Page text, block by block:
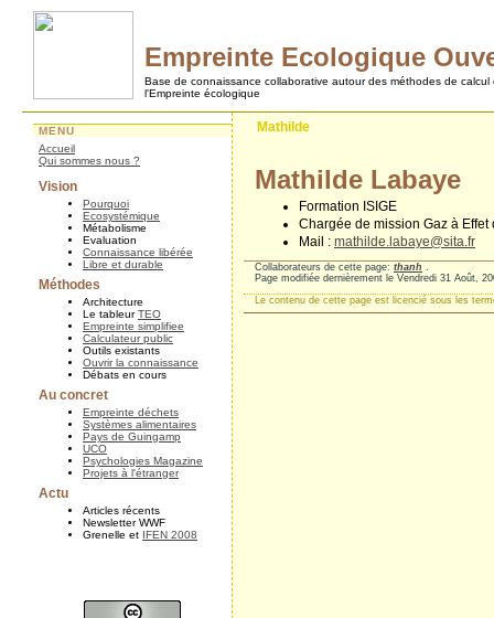
Empreinte Ecologique
Base de connaissance collaborative autour des méthodes de calcul
l'Empreinte écologique
MENU
Accueil
Qui sommes nous ?
Vision
Pourquoi
Ecosystémique
Métabolisme
Evaluation
Connaissance libérée
Libre et durable
Méthodes
Architecture
Le tableurTEO
Empreinte simplifiee
Calculateur public
Outils existants
Ouvrir la connaissance
Débats en cours
Au concret
Empreinte déchets
Systèmes alimentaires
Pays de Guingamp
UCO
Psychologies Magazine
Projets à l'étranger
Actu
Articles récents
Newsletter WWF
Grenelle et IFEN 2008
Mathilde
Mathilde Labaye
Formation ISIGE
Chargée de mission Gaz à
Mail : mathilde.labaye@sita.fr
Collaborateurs de cette page: thanh .
Page modifiée dernièrement le Vendredi 31 Août,
Le contenu de cette page est licencié sous les